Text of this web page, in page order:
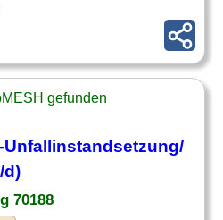
gefunden
d)
70188